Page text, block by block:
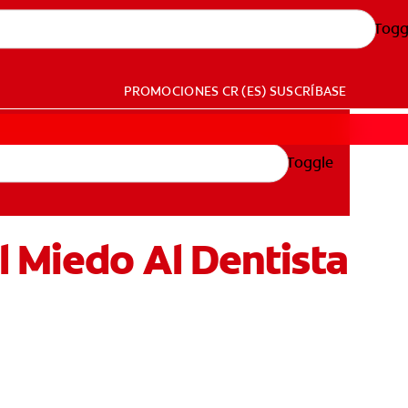
PROMOCIONES CR (ES) SUSCRÍBASE
Toggle
Miedo Al Dentista